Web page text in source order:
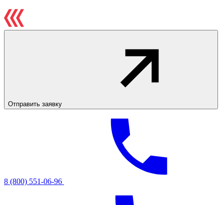
Отправить заявку
8 (800) 551-06-96